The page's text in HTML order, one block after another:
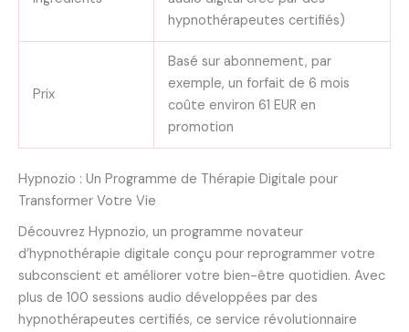
hypnothérapeutes certifiés)
Prix
Basé sur abonnement, par
exemple, un forfait de 6 mois
coûte environ 61 EUR en
promotion
Hypnozio : Un Programme de Thérapie Digitale pour
Transformer Votre Vie
Découvrez Hypnozio, un programme novateur
d’hypnothérapie digitale conçu pour reprogrammer votre
subconscient et améliorer votre bien-être quotidien. Avec
plus de 100 sessions audio développées par des
hypnothérapeutes certifiés, ce service révolutionnaire